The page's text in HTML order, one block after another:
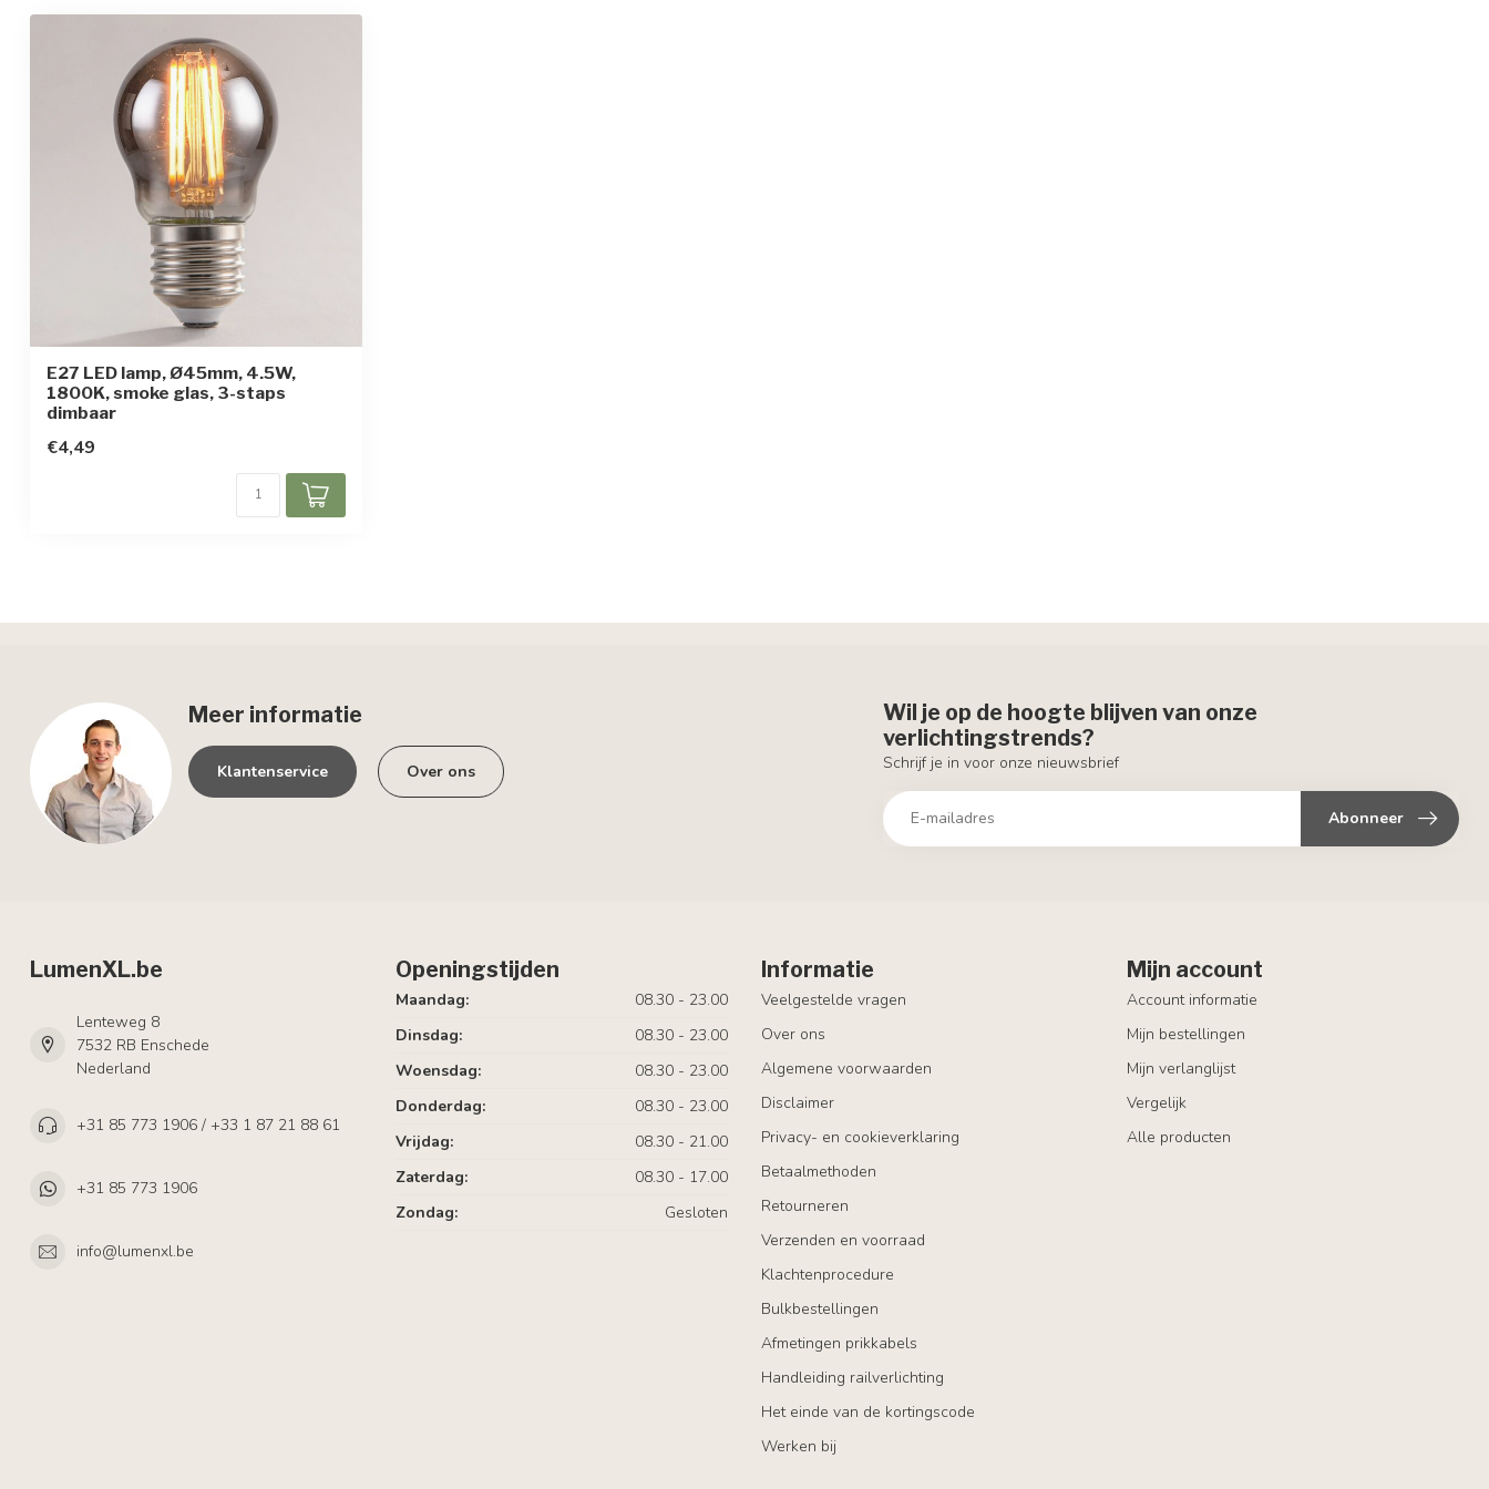
Afmetingen
Beschermingsgraad
Opwarmtijd
E27 LED lamp, Ø45mm, 4.5W,
1800K, smoke glas, 3-staps
dimbaar
€4,49
Meer informatie
Klantenservice Over ons
Wil je op de hoogte blijven van onze
verlichtingstrends?
Schrijf je in voor onze nieuwsbrief
Abonneer
LumenXL.be
Lenteweg 8
7532 RB Enschede
Nederland
+31 85 773 1906 / +33 1 87 21 88 61
+31 85 773 1906
info@lumenxl.be
Openingstijden
Maandag:
08.30 - 23.00
Dinsdag:
08.30 - 23.00
Woensdag:
08.30 - 23.00
Donderdag:
08.30 - 23.00
Vrijdag:
08.30 - 21.00
Zaterdag:
08.30 - 17.00
Zondag:
Gesloten
Informatie
Veelgestelde vragen
Over ons
Algemene voorwaarden
Disclaimer
Privacy- en cookieverklaring
Betaalmethoden
Retourneren
Verzenden en voorraad
Klachtenprocedure
Bulkbestellingen
Afmetingen prikkabels
Handleiding railverlichting
Het einde van de kortingscode
Werken bij
Mijn account
Account informatie
Mijn bestellingen
Mijn verlanglijst
Vergelijk
Alle producten